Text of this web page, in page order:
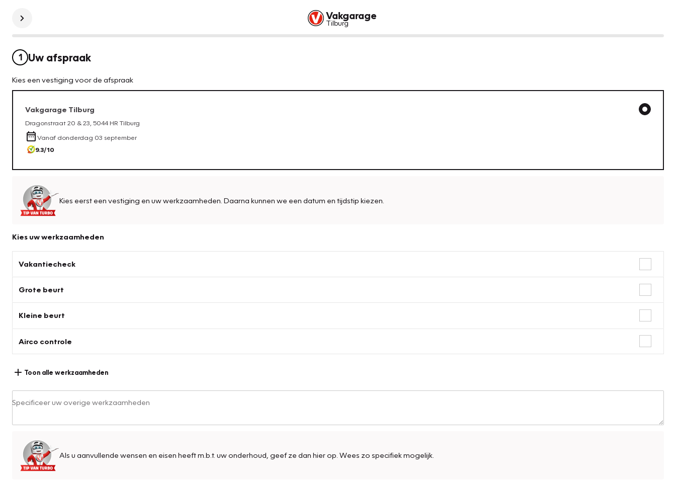
Vakgarage
Tilburg
1 Uw afspraak
Kies een vestiging voor de afspraak
Vakgarage Tilburg
Dragonstraat 20 & 23 5044 HRTilburg
Vanaf donderdag 03 september
9.3/10
Kies eerst een vestiging en uw werkzaamheden. Daarna kunnen we een datum en tijdstip kiezen.
Kies uw werkzaamheden
Vakantiecheck
Grote beurt
Kleine beurt
Airco controle
Toon alle werkzaamheden
Specificeer uw overige werkzaamheden
Als u aanvullende wensen en eisen heeft m.b.t. uw onderhoud, geef ze dan hier op. Wees zo specifiek mogelijk.